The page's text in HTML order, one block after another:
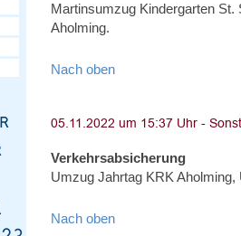
Martinsumzug Kindergarten
Aholming.
Nach oben
Verkehrsabsicherung
Umzug Jahrtag KRK
Nach oben